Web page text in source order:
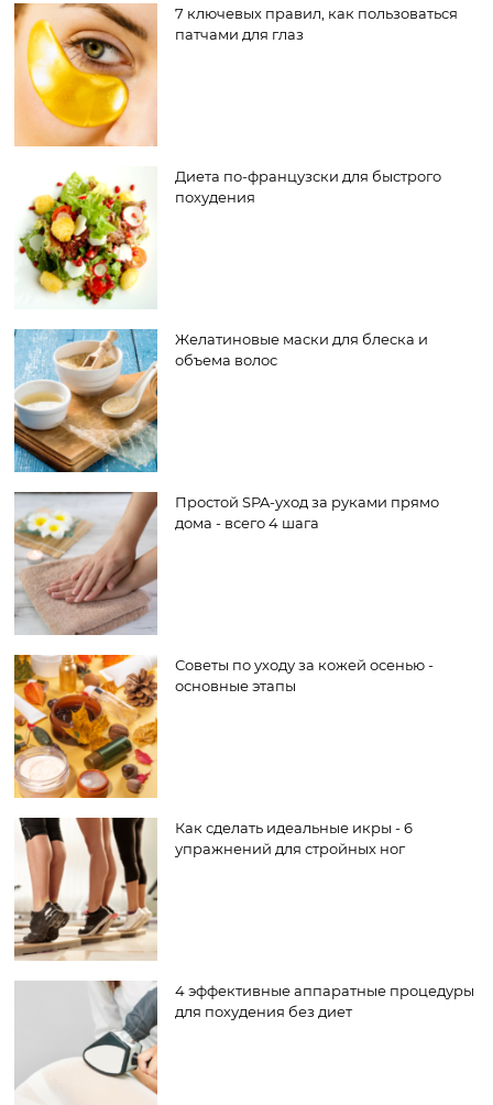
7 ключевых правил, как пользоваться
патчами для глаз
Диета по-французски для быстрого
похудения
Желатиновые маски для блеска и
объема волос
Простой SPA-уход за руками прямо
дома - всего 4 шага
Советы по уходу за кожей осенью -
основные этапы
Как сделать идеальные икры - 6
упражнений для стройных ног
4 эффективные аппаратные процедуры
для похудения без диет